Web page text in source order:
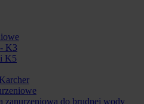
K3
K5
zanurzeniowa do brudnej wody